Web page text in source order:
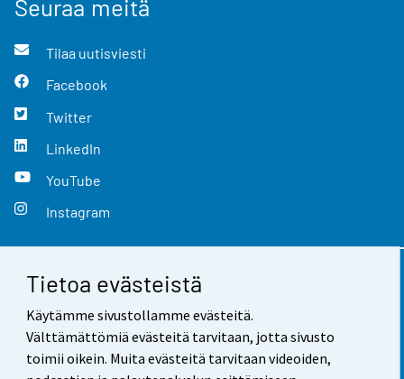
Tietoa evästeistä
Käytämme sivustollamme evästeitä.
Välttämättömiä evästeitä tarvitaan, jotta sivusto
toimii oikein. Muita evästeitä tarvitaan videoiden,
Seuraa meitä
Tilaa uutisviesti
Facebook
Twitter
LinkedIn
YouTube
Instagram
Yhteystiedot
Palaute
Käyttöehdot